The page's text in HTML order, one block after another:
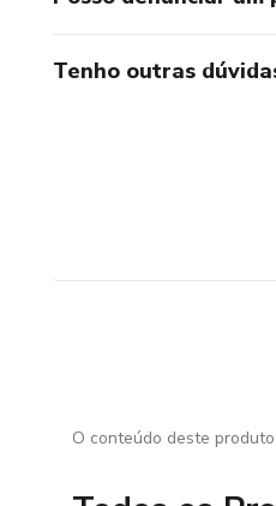
Tenho outras
O conteúdo deste